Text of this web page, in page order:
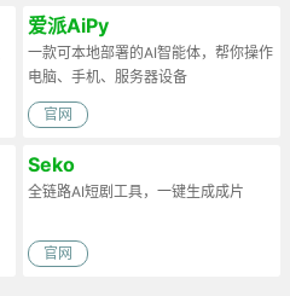
爱派AiPy
一款可本地部署的AI智能体，帮你操作
电脑、手机、服务器设备
官网
Seko
全链路AI短剧工具，一键生成成片
官网